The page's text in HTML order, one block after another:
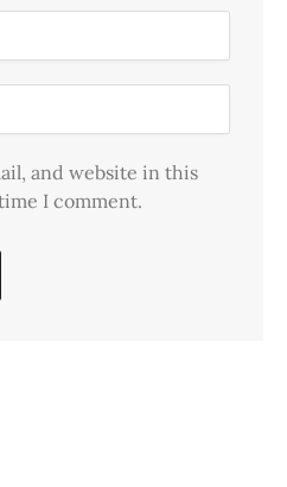
and website in this
I comment.